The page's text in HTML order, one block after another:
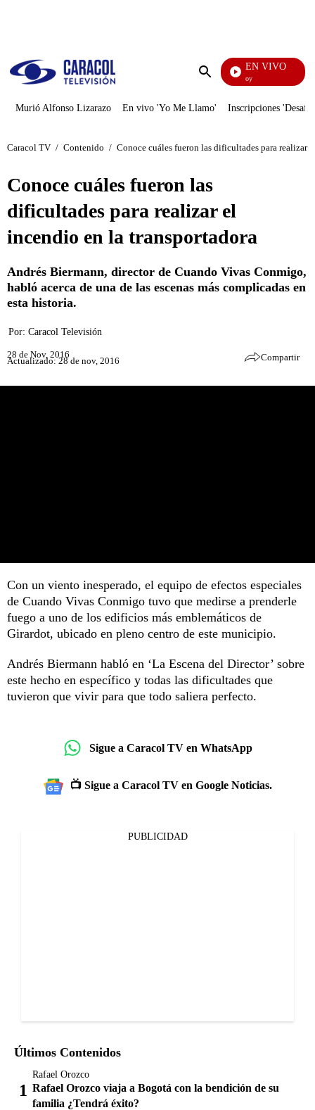
Enviar
EN VIVO
La Finca De Hoy
Murió Alfonso Lizarazo En vivo 'Yo Me Llamo' Inscripciones
Caracol TV / Contenido / Conoce cuáles fueron las dificultades para realizar
Conoce cuáles fueron las
dificultades para realizar el
incendio en la transportadora
Andrés Biermann, director de Cuando Vivas Conmigo,
habló acerca de una de las escenas más complicadas en
esta historia.
Por: Caracol Televisión
28 de Nov, 2016
Actualizado: 28 de nov, 2016 Compartir
Con un viento inesperado, el equipo de efectos especiales
de Cuando Vivas Conmigo tuvo que medirse a prenderle
fuego a uno de los edificios más emblemáticos de
Girardot, ubicado en pleno centro de este municipio.
Andrés Biermann habló en ‘La Escena del Director’ sobre
este hecho en específico y todas las dificultades que
tuvieron que vivir para que todo saliera perfecto.
Sigue a Caracol TV en WhatsApp
📺 Sigue a Caracol TV en Google Noticias.
PUBLICIDAD
Últimos Contenidos
Rafael Orozco
Rafael Orozco viaja a Bogotá con la bendición de su
familia ¿Tendrá éxito?